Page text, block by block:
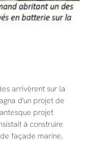
arrivèrent sur la
d'un projet de
projet
à construire
façade marine,